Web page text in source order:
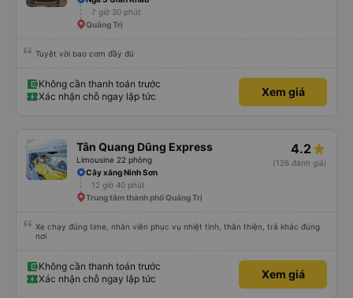
7 giờ 30 phút
Quảng Trị
Tuyệt vời bao cơm đầy đủ
Không cần thanh toán trước
Xác nhận chỗ ngay lập tức
Xem giá
Tân Quang Dũng Express
Limousine 22 phòng
4.2
(126 đánh giá)
Cây xăng Ninh Sơn
12 giờ 40 phút
Trung tâm thành phố Quảng Trị
Xe chạy đúng time, nhân viên phục vụ nhiệt tình, thân thiện, trả khác đúng
nơi
Không cần thanh toán trước
Xác nhận chỗ ngay lập tức
Xem giá